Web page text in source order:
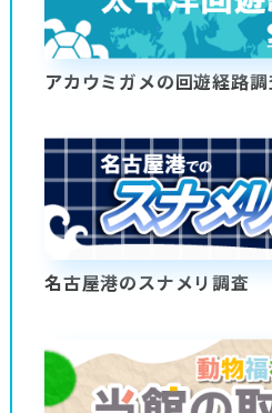
アカウミガメの回遊経路
名古屋港のスナメリ調査